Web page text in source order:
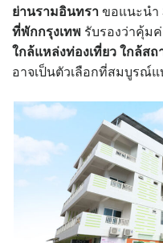
ย่านรามอินทรา ขอแนะนำ
ที่พักกรุงเทพ รับรองว่าคุ้ม
ใกล้แหล่งท่องเที่ยว ใกล้สถ
อาจเป็นตัวเลือกที่สมบูรณ์